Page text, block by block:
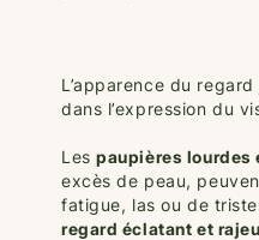
L’apparence du
dans l’expression du
Lespaupières lourdes
excès de peau,
fatigue, las ou de
regard éclatant et